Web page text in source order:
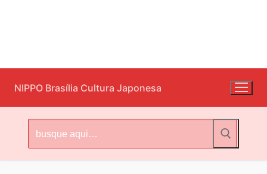
para
o
conteúdo
NIPPO Brasília Cultura Japonesa
por: